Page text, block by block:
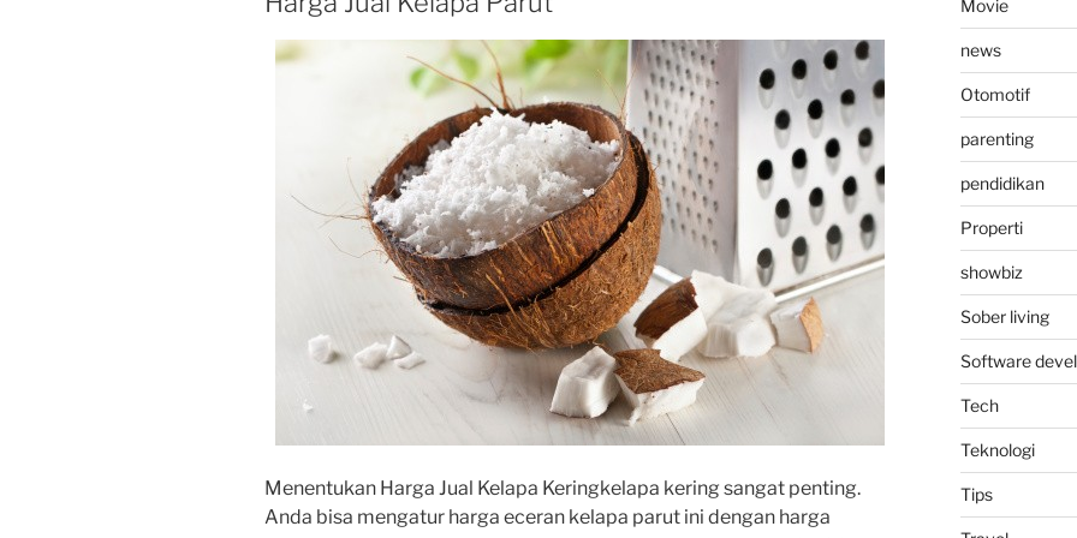
Menentukan Harga Jual Kelapa Keringkelapa kering sangat penting.
Anda bisa mengatur harga eceran kelapa parut ini dengan harga
Movie
news
Otomotif
parenting
pendidikan
Properti
showbiz
Sober living
Software
Tech
Teknologi
Tips